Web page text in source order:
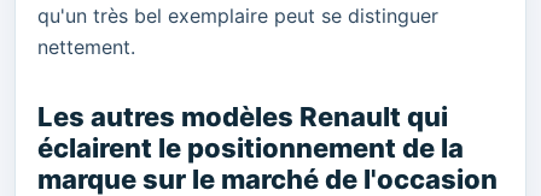
qu'un très bel exemplaire peut se distinguer
nettement.
Les autres modèles Renault qui
éclairent le positionnement de la
marque sur le marché de l'occasion